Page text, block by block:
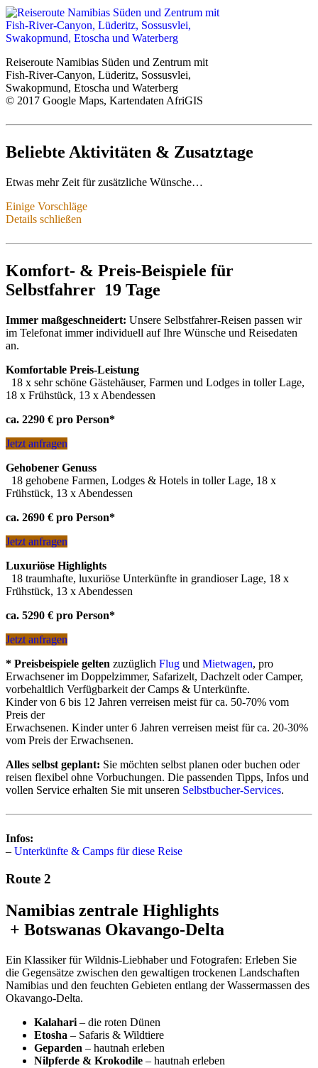
Reiseroute Namibias Süden und Zentrum mit
Fish-River-Canyon, Lüderitz, Sossusvlei,
Swakopmund, Etoscha und Waterberg
© 2017 Google Maps, Kartendaten AfriGIS
Beliebte Aktivitäten & Zusatztage
Etwas mehr Zeit für zusätzliche Wünsche…
Etwas mehr Zeit als 3 Wochen? Oder andere Wünsche für Ihre
Hier ein paar Vorschläge für diese Route:
Pferdesafaris– Erleben Sie Namibia hoch zu Ross
Saurierabdrücke – Spuren in den ältesten Wüsten der Welt
Übernachtungen und Mehrtagestouren in der Wüste –
Kiten, Surfen, SUP – in Lüderitz und Swakopmund
Über Namibia schweben– Rundflüge und Ballonfahrten
in der Luft
Spitzkoppe & Erongo– Camping- und Wanderparadies
San– mit den Ur-Einwohnern Namibias unterwegs
Route
Völkern
Windhoek– quirlig und beschaulich zugleich
Umplanungen und weitere Alternativen gern auf Anfrage
Einige Vorschläge
Details schließen
Komfort- & Preis-Beispiele für
Selbstfahrer 19 Tage
Immer maßgeschneidert: Unsere Selbstfahrer-Reisen passen wir
im Telefonat immer individuell auf Ihre Wünsche und Reisedaten
an.
Komfortable Preis-Leistung
18 x sehr schöne Gästehäuser, Farmen und Lodges in toller Lage,
18 x Frühstück, 13 x Abendessen
ca. 2290 € pro Person*
Jetzt anfragen
Gehobener Genuss
18 gehobene Farmen, Lodges & Hotels in toller Lage, 18 x
Frühstück, 13 x Abendessen
ca. 2690 € pro Person*
Jetzt anfragen
Luxuriöse Highlights
18 traumhafte, luxuriöse Unterkünfte in grandioser Lage, 18 x
Frühstück, 13 x Abendessen
ca. 5290 € pro Person*
Jetzt anfragen
* Preisbeispiele gelten zuzüglich Flug und Mietwagen, pro
Erwachsener im Doppelzimmer, Safarizelt, Dachzelt oder Camper,
vorbehaltlich Verfügbarkeit der Camps & Unterkünfte.
Kinder von 6 bis 12 Jahren verreisen meist für ca. 50-70% vom
Preis der
Erwachsenen. Kinder unter 6 Jahren verreisen meist für ca. 20-30%
vom Preis der Erwachsenen.
Alles selbst geplant: Sie möchten selbst planen oder buchen oder
reisen flexibel ohne Vorbuchungen. Die passenden Tipps, Infos und
vollen Service erhalten Sie mit unseren Selbstbucher-Services.
Infos:
– Unterkünfte & Camps für diese Reise
Route 2
Namibias zentrale Highlights
+ Botswanas Okavango-Delta
Ein Klassiker für Wildnis-Liebhaber und Fotografen: Erleben Sie
die Gegensätze zwischen den gewaltigen trockenen Landschaften
Namibias und den feuchten Gebieten entlang der Wassermassen des
Okavango-Delta.
Kalahari – die roten Dünen
Etosha – Safaris & Wildtiere
Geparden – hautnah erleben
Nilpferde & Krokodile – hautnah erleben